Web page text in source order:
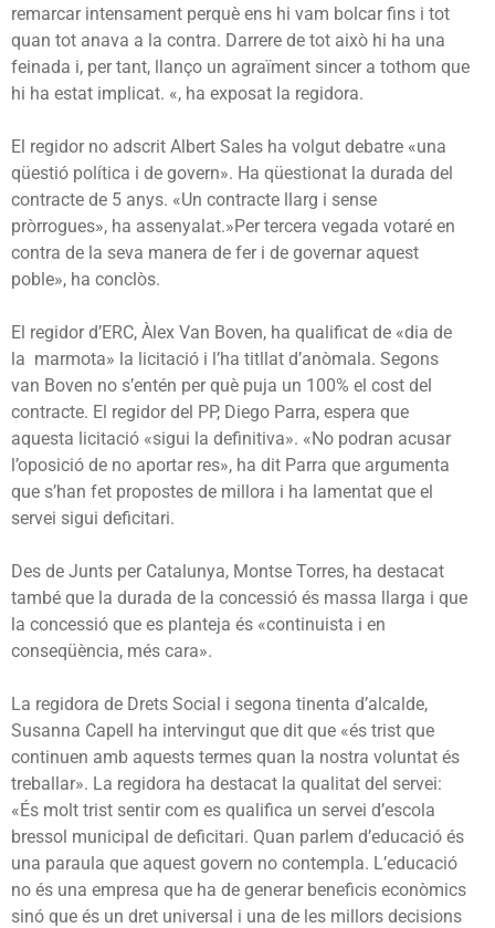
remarcar intensament perquè ens hi vam bolcar fins i tot
quan tot anava a la contra. Darrere de tot això hi ha una
feinada i, per tant, llanço un agraïment sincer a tothom que
hi ha estat implicat. «, ha exposat la regidora.
El regidor no adscrit Albert Sales ha volgut debatre «una
qüestió política i de govern». Ha qüestionat la durada del
contracte de 5 anys. «Un contracte llarg i sense
pròrrogues», ha assenyalat.»Per tercera vegada votaré en
contra de la seva manera de fer i de governar aquest
poble», ha conclòs.
El regidor d’ERC, Àlex Van Boven, ha qualificat de «dia de
la marmota» la licitació i l’ha titllat d’anòmala. Segons
van Boven no s’entén per què puja un 100% el cost del
contracte. El regidor del PP, Diego Parra, espera que
aquesta licitació «sigui la definitiva». «No podran acusar
l’oposició de no aportar res», ha dit Parra que argumenta
que s’han fet propostes de millora i ha lamentat que el
servei sigui deficitari.
Des de Junts per Catalunya, Montse Torres, ha destacat
també que la durada de la concessió és massa llarga i que
la concessió que es planteja és «continuista i en
conseqüència, més cara».
La regidora de Drets Social i segona tinenta d’alcalde,
Susanna Capell ha intervingut que dit que «és trist que
continuen amb aquests termes quan la nostra voluntat és
treballar». La regidora ha destacat la qualitat del servei:
«És molt trist sentir com es qualifica un servei d’escola
bressol municipal de deficitari. Quan parlem d’educació és
una paraula que aquest govern no contempla. L’educació
no és una empresa que ha de generar beneficis econòmics
sinó que és un dret universal i una de les millors decisions